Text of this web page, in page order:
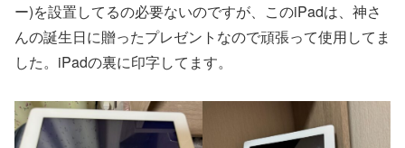
ー)を設置してるの必要ないのですが、このiPadは、神さ
んの誕生日に贈ったプレゼントなので頑張って使用してま
した。iPadの裏に印字してます。